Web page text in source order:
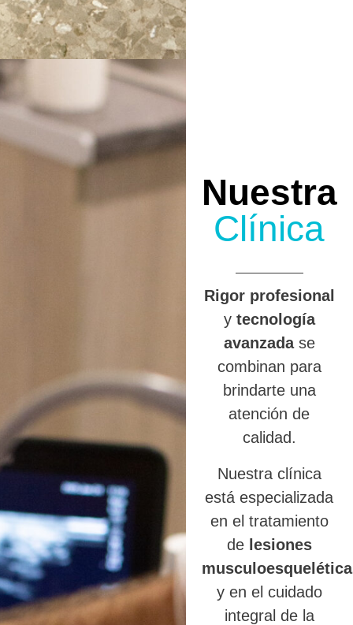
Nuestra
Clínica
Rigor profesional
y tecnología
avanzadase
combinan para
brindarte una
atención de
calidad.
Nuestra clínica
está especializada
en el tratamiento
de lesiones
y en el cuidado
integral de la